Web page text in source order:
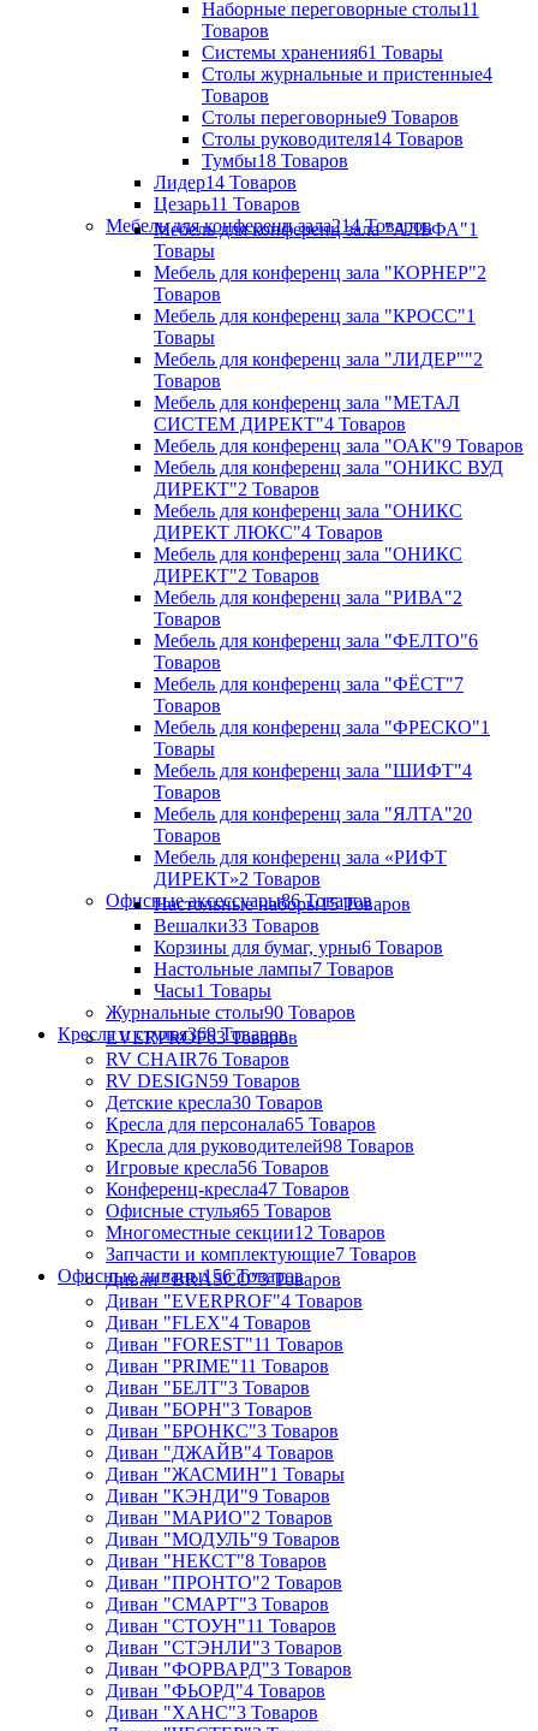
Наборные переговорные столы11
Товаров
Системы хранения61 Товары
Столы журнальные и пристенные4
Товаров
Столы переговорные9 Товаров
Столы руководителя14 Товаров
Тумбы18 Товаров
Лидер14 Товаров
Цезарь11 Товаров
Мебель для конференц зала214 Товаров
Мебель для конференц зала "АЛЬФА"1
Товары
Мебель для конференц зала "КОРНЕР"2
Товаров
Мебель для конференц зала "КРОСС"1
Товары
Мебель для конференц зала "ЛИДЕР""2
Товаров
Мебель для конференц зала "МЕТАЛ
СИСТЕМ ДИРЕКТ"4 Товаров
Мебель для конференц зала "ОАК"9 Товаров
Мебель для конференц зала "ОНИКС ВУД
ДИРЕКТ"2 Товаров
Мебель для конференц зала "ОНИКС
ДИРЕКТ ЛЮКС"4 Товаров
Мебель для конференц зала "ОНИКС
ДИРЕКТ"2 Товаров
Мебель для конференц зала "РИВА"2
Товаров
Мебель для конференц зала "ФЕЛТО"6
Товаров
Мебель для конференц зала "ФЁСТ"7
Товаров
Мебель для конференц зала "ФРЕСКО"1
Товары
Мебель для конференц зала "ШИФТ"4
Товаров
Мебель для конференц зала "ЯЛТА"20
Товаров
Мебель для конференц зала «РИФТ
ДИРЕКТ»2 Товаров
Офисные аксессуары86 Товаров
Настольные наборы15 Товаров
Вешалки33 Товаров
Корзины для бумаг, урны6 Товаров
Настольные лампы7 Товаров
Часы1 Товары
Журнальные столы90 Товаров
Кресла и стулья369 Товаров
EVERPROF63 Товаров
RV CHAIR76 Товаров
RV DESIGN59 Товаров
Детские кресла30 Товаров
Кресла для персонала65 Товаров
Кресла для руководителей98 Товаров
Игровые кресла56 Товаров
Конференц-кресла47 Товаров
Офисные стулья65 Товаров
Многоместные секции12 Товаров
Запчасти и комплектующие7 Товаров
Офисные диваны156 Товаров
Диван "BRASCO"3 Товаров
Диван "EVERPROF"4 Товаров
Диван "FLEX"4 Товаров
Диван "FOREST"11 Товаров
Диван "PRIME"11 Товаров
Диван "БЕЛТ"3 Товаров
Диван "БОРН"3 Товаров
Диван "БРОНКС"3 Товаров
Диван "ДЖАЙВ"4 Товаров
Диван "ЖАСМИН"1 Товары
Диван "КЭНДИ"9 Товаров
Диван "МАРИО"2 Товаров
Диван "МОДУЛЬ"9 Товаров
Диван "НЕКСТ"8 Товаров
Диван "ПРОНТО"2 Товаров
Диван "СМАРТ"3 Товаров
Диван "СТОУН"11 Товаров
Диван "СТЭНЛИ"3 Товаров
Диван "ФОРВАРД"3 Товаров
Диван "ФЬОРД"4 Товаров
Диван "ХАНС"3 Товаров